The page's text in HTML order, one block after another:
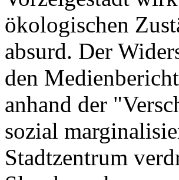
ökologischen
absurd. Der
den
anhand der
sozial
Stadtzentrum